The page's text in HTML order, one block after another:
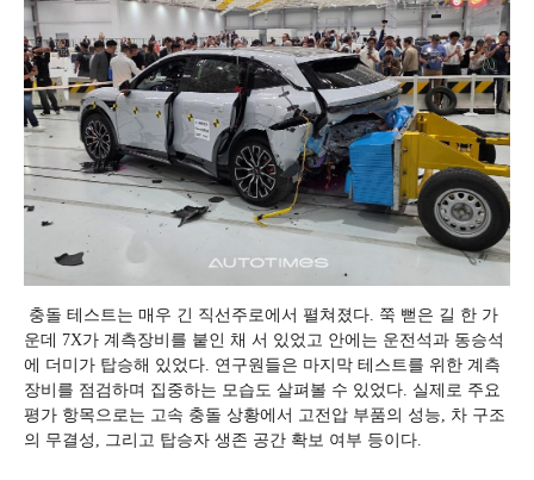
충돌 테스트는 매우 긴 직선주로에서 펼쳐졌다. 쭉 뻗은 길 한 가
운데 7X가 계측장비를 붙인 채 서 있었고 안에는 운전석과 동승석
에 더미가 탑승해 있었다. 연구원들은 마지막 테스트를 위한 계측
장비를 점검하며 집중하는 모습도 살펴볼 수 있었다. 실제로 주요
평가 항목으로는 고속 충돌 상황에서 고전압 부품의 성능, 차 구조
의 무결성, 그리고 탑승자 생존 공간 확보 여부 등이다.